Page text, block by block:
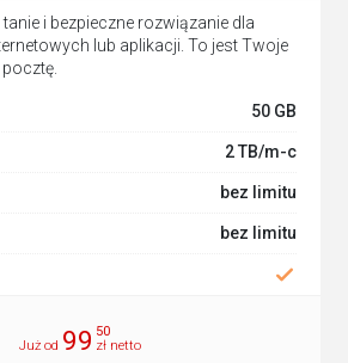
i bezpieczne rozwiązanie dla
lub aplikacji. To jest Twoje
50 GB
2 TB/m-c
bez limitu
bez limitu
Już od 99 50
zł netto